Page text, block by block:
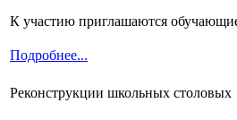
К участию приглашаются
Подробнее...
Реконструкции школьных столовых